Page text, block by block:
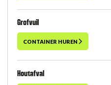
Grofvuil
CONTAINER HUREN
Houtafval